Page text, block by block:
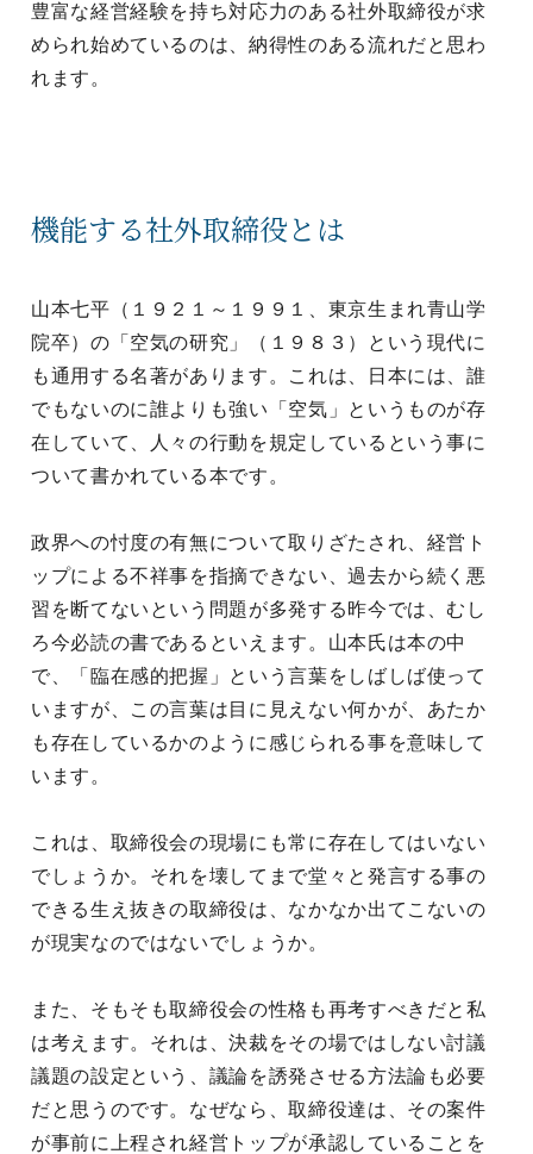
豊富な経営経験を持ち対応力のある社外取締役が求
められ始めているのは、納得性のある流れだと思わ
れます。
機能する社外取締役とは
山本七平（１９２１～１９９１、東京生まれ青山学
院卒）の「空気の研究」（１９８３）という現代に
も通用する名著があります。これは、日本には、誰
でもないのに誰よりも強い「空気」というものが存
在していて、人々の行動を規定しているという事に
ついて書かれている本です。
政界への忖度の有無について取りざたされ、経営ト
ップによる不祥事を指摘できない、過去から続く悪
習を断てないという問題が多発する昨今では、むし
ろ今必読の書であるといえます。山本氏は本の中
で、「臨在感的把握」という言葉をしばしば使って
いますが、この言葉は目に見えない何かが、あたか
も存在しているかのように感じられる事を意味して
います。
これは、取締役会の現場にも常に存在してはいない
でしょうか。それを壊してまで堂々と発言する事の
できる生え抜きの取締役は、なかなか出てこないの
が現実なのではないでしょうか。
また、そもそも取締役会の性格も再考すべきだと私
は考えます。それは、決裁をその場ではしない討議
議題の設定という、議論を誘発させる方法論も必要
だと思うのです。なぜなら、取締役達は、その案件
が事前に上程され経営トップが承認していることを